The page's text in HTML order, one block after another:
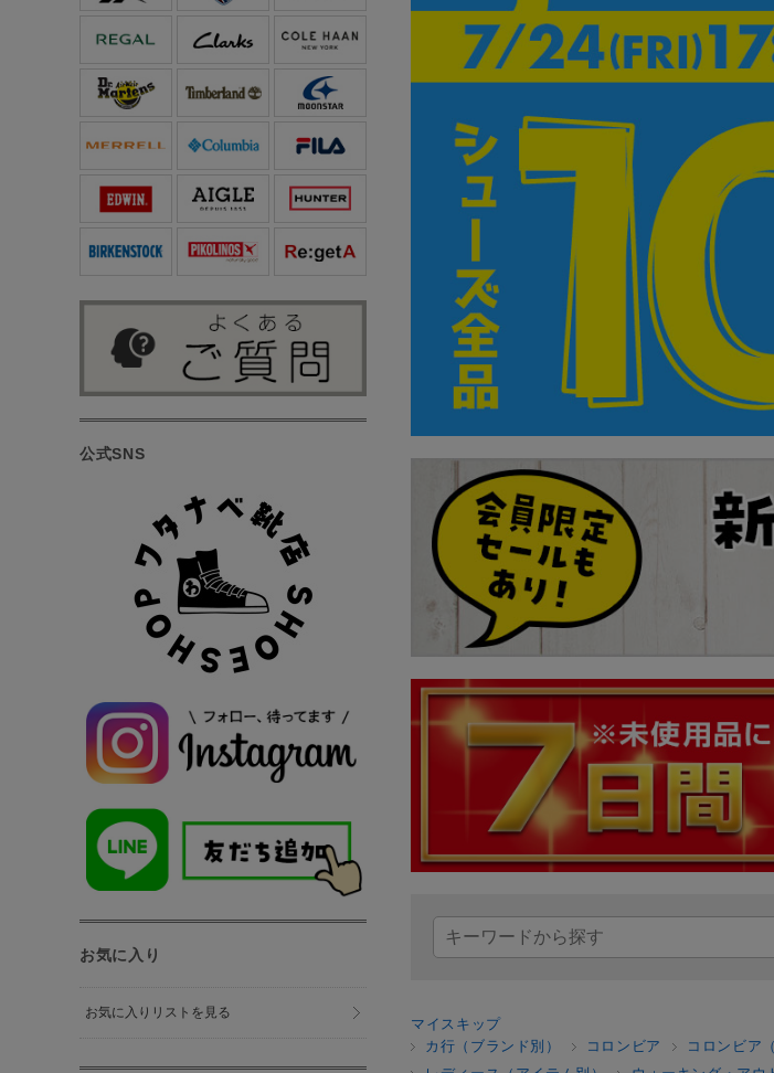
マイスキップ
カ行（ブランド別）
コロンビア
コロンビア
公式SNS
お気に入り
お気に入りリストを見る